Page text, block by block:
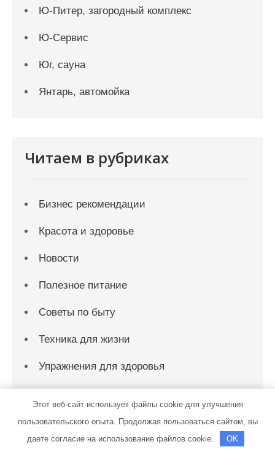
Ю-Питер, загородный комплекс
Ю-Сервис
Юг, сауна
Янтарь, автомойка
Читаем в рубриках
Бизнес рекомендации
Красота и здоровье
Новости
Полезное питание
Советы по быту
Техника для жизни
Упражнения для здоровья
Спасибо, что выбрали нас
Этот веб-сайт использует файлы cookie для улучшения
пользовательского опыта. Продолжая пользоваться сайтом, вы
даете согласие на использование файлов cookie.
OK